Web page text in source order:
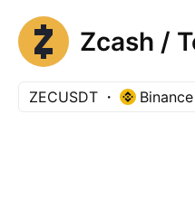
Zcash /
ZECUSDT Binance